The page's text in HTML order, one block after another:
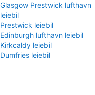
Glasgow Prestwick lufthavn
leiebil
Prestwick leiebil
Edinburgh lufthavn leiebil
Kirkcaldy leiebil
Dumfries leiebil